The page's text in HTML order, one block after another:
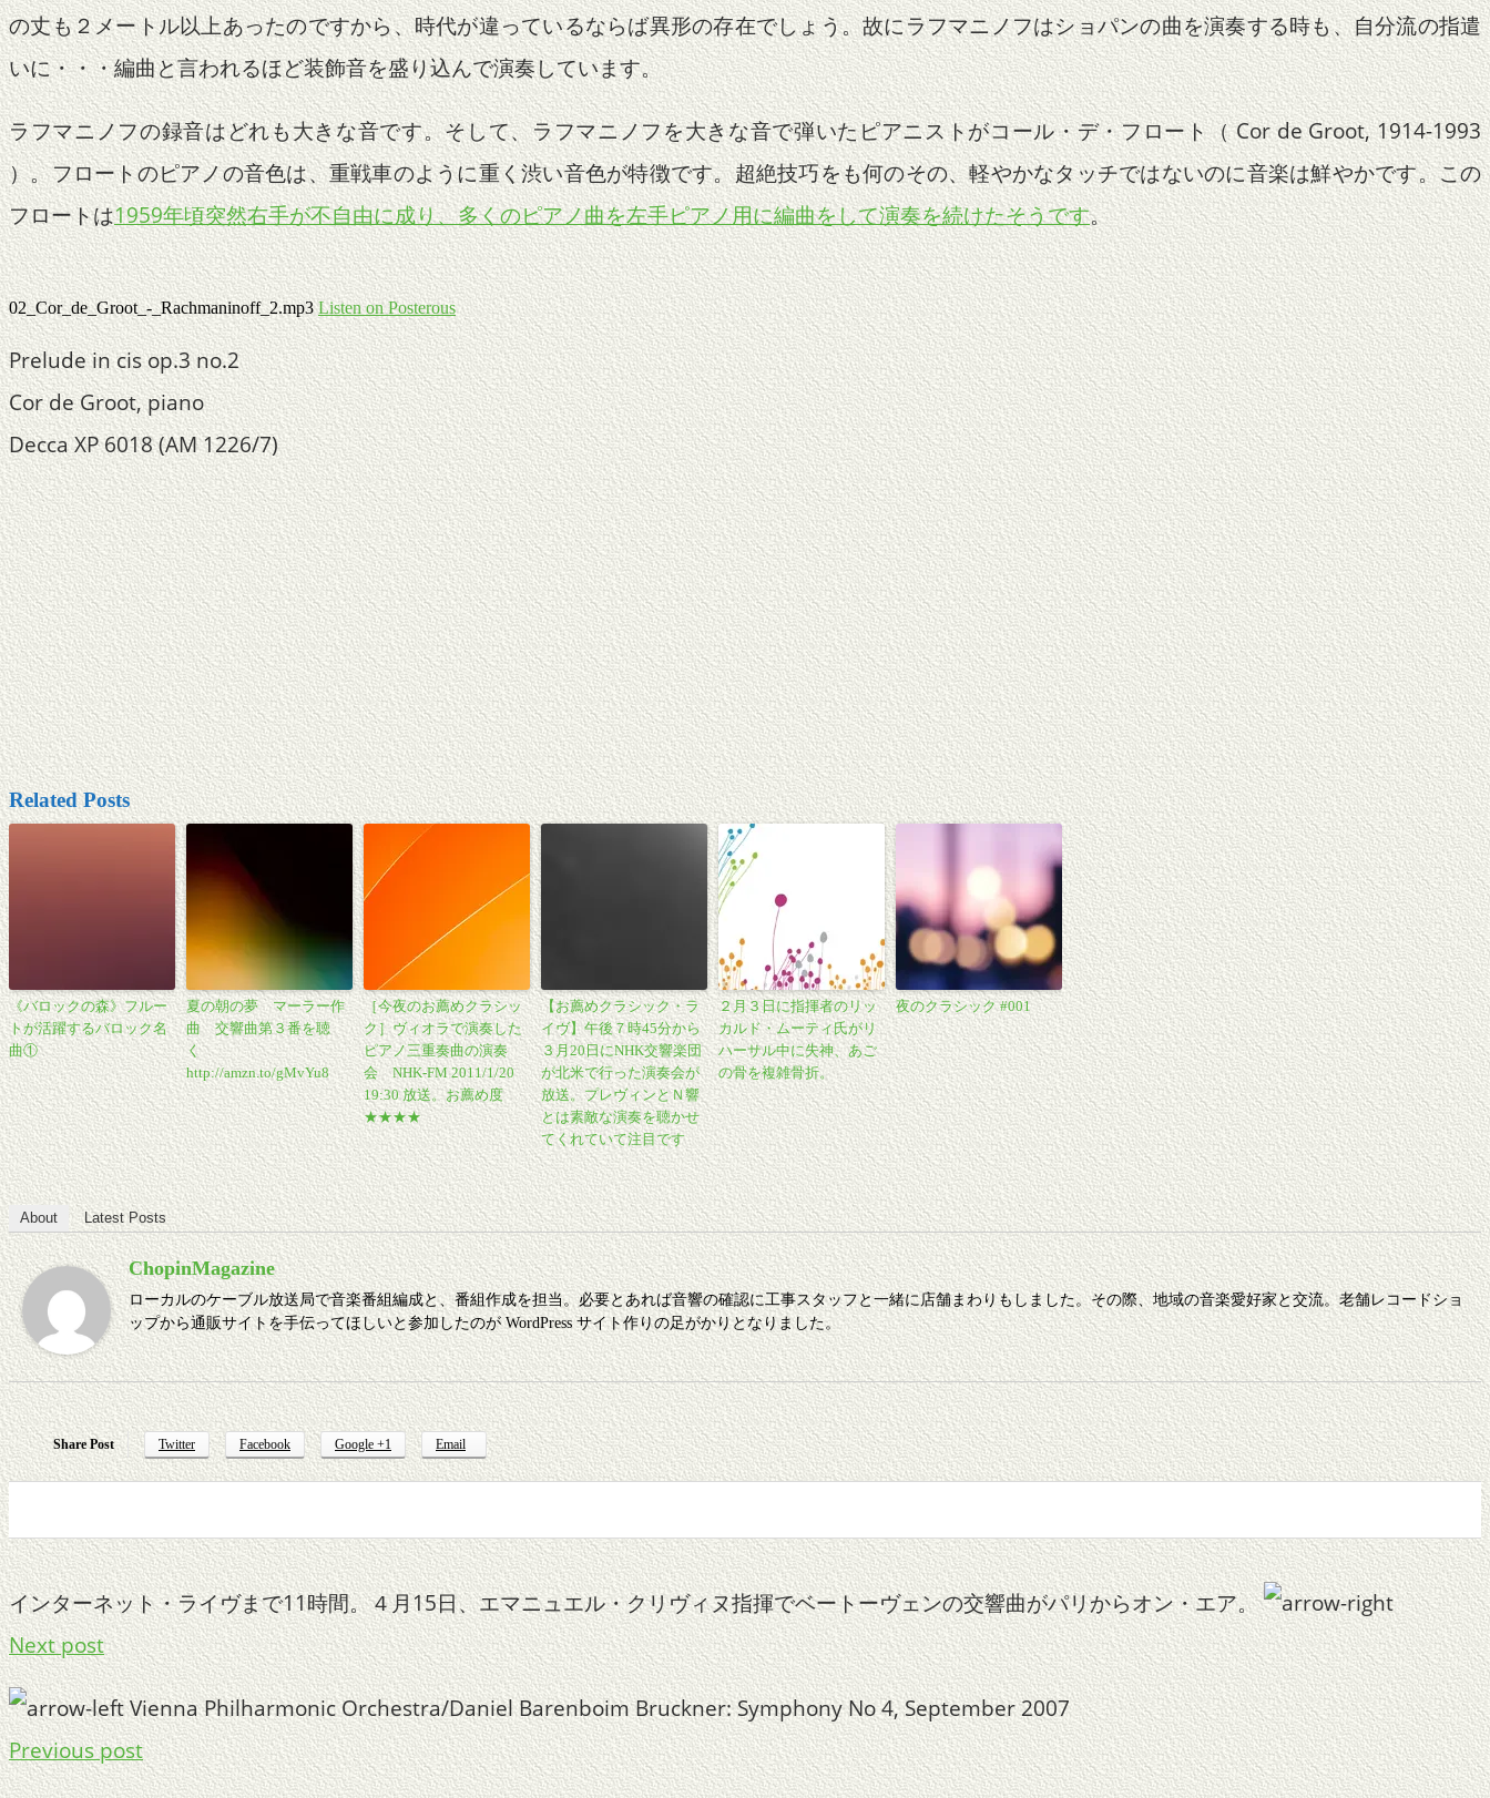
の丈も２メートル以上あったのですから、時代が違っているならば異形の存在でしょう。故にラフマニノフはショパンの曲を演奏する時も、自分流の指遣
いに・・・編曲と言われるほど装飾音を盛り込んで演奏しています。
ラフマニノフの録音はどれも大きな音です。そして、ラフマニノフを大きな音で弾いたピアニストがコール・デ・フロート（ Cor de Groot, 1914-1993
）。フロートのピアノの音色は、重戦車のように重く渋い音色が特徴です。超絶技巧をも何のその、軽やかなタッチではないのに音楽は鮮やかです。この
フロートは1959年頃突然右手が不自由に成り、多くのピアノ曲を左手ピアノ用に編曲をして演奏を続けたそうです。
02_Cor_de_Groot_-_Rachmaninoff_2.mp3 Listen on Posterous
Prelude in cis op.3 no.2
Cor de Groot, piano
Decca XP 6018 (AM 1226/7)
Related Posts
《バロックの森》フルー
トが活躍するバロック名
曲①
夏の朝の夢 マーラー作
曲 交響曲第３番を聴
く
http://amzn.to/gMvYu8
［今夜のお薦めクラシッ
ク］ヴィオラで演奏した
ピアノ三重奏曲の演奏
会 NHK-FM 2011/1/20
19:30 放送。お薦め度
★★★★
【お薦めクラシック・ラ
イヴ】午後７時45分から
３月20日にNHK交響楽団
が北米で行った演奏会が
放送。プレヴィンとＮ響
とは素敵な演奏を聴かせ
てくれていて注目です
２月３日に指揮者のリッ
カルド・ムーティ氏がリ
ハーサル中に失神、あご
の骨を複雑骨折。
夜のクラシック #001
About Latest Posts
ChopinMagazine
ローカルのケーブル放送局で音楽番組編成と、番組作成を担当。必要とあれば音響の確認に工事スタッフと一緒に店舗まわりもしました。その際、地域の音楽愛好家と交流。老舗レコードショ
ップから通販サイトを手伝ってほしいと参加したのが WordPress サイト作りの足がかりとなりました。
Share Post Twitter Facebook Google +1 Email
インターネット・ライヴまで11時間。４月15日、エマニュエル・クリヴィヌ指揮でベートーヴェンの交響曲がパリからオン・エア。
Next post
Vienna Philharmonic Orchestra/Daniel Barenboim Bruckner: Symphony No 4, September 2007
Previous post